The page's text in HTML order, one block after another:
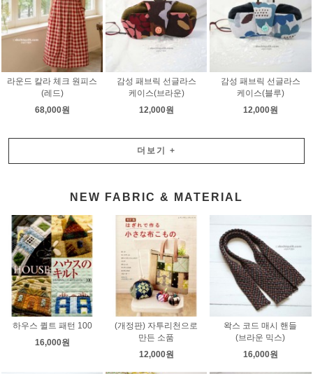
라운드 칼라 체크 원피스
(레드)
68,000원
감성 패브릭 선글라스
케이스(브라운)
12,000원
감성 패브릭 선글라스
케이스(블루)
12,000원
더보기 +
NEW FABRIC & MATERIAL
하우스 퀼트 패턴 100
16,000원
(개정판) 자투리천으로
만든 소품
12,000원
왁스 코드 매시 핸들
(브라운 믹스)
16,000원